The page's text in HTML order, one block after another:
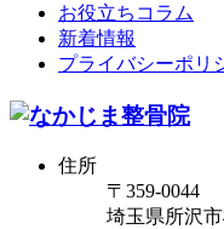
お役立ちコラム
新着情報
プライバシーポリ
住所
〒359-0044
埼玉県所沢